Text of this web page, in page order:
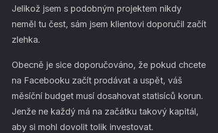
Jelikož jsem s podobným projektem nikdy
neměl tu čest, sám jsem klientovi doporučil začít
zlehka.
Obecně je sice doporučováno, že pokud chcete
na Facebooku začít prodávat a uspět, váš
měsíční budget musí dosahovat statisíců korun.
Jenže ne každý má na začátku takový kapitál,
aby si mohl dovolit tolik investovat.